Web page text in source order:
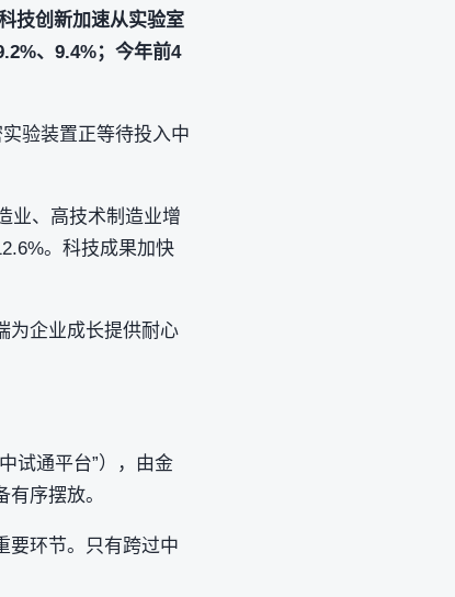
技创新加速从实验室
、9.4%；今年前4
验装置正等待投入中
业、高技术制造业增
。科技成果加快
为企业成长提供耐心
试通平台”），由金
序摆放。
要环节。只有跨过中